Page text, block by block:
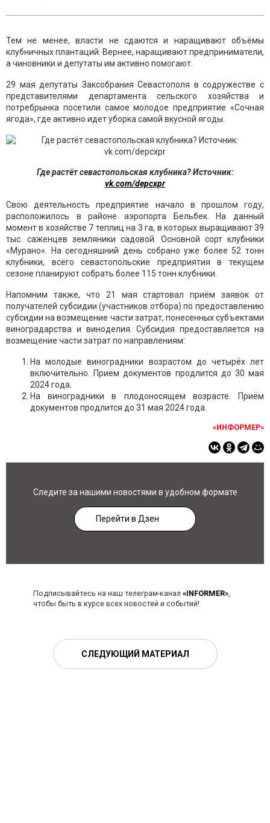
Тем не менее, власти не сдаются и наращивают объёмы
клубничных плантаций. Вернее, наращивают предприниматели,
а чиновники и депутаты им активно помогают.
29 мая депутаты Заксобрания Севастополя в содружестве с
представителями департамента сельского хозяйства и
потребрынка посетили самое молодое предприятие «Сочная
ягода», где активно идет уборка самой вкусной ягоды.
Где растёт севастопольская клубника? Источник:
vk.com/depcxpr
Свою деятельность предприятие начало в прошлом году,
расположилось в районе аэропорта Бельбек. На данный
момент в хозяйстве 7 теплиц на 3 га, в которых выращивают 39
тыс. саженцев земляники садовой. Основной сорт клубники
«Мурано». На сегодняшний день собрано уже более 52 тонн
клубники, всего севастопольские предприятия в текущем
сезоне планируют собрать более 115 тонн клубники.
Напомним также, что 21 мая стартовал приём заявок от
получателей субсидии (участников отбора) по предоставлению
субсидии на возмещение части затрат, понесенных субъектами
виноградарства и виноделия. Субсидия предоставляется на
возмещение части затрат по направлениям:
На молодые виноградники возрастом до четырёх лет
включительно. Прием документов продлится до 30 мая
2024 года.
На виноградники в плодоносящем возрасте. Приём
документов продлится до 31 мая 2024 года.
«ИНФОРМЕР»
Следите за нашими новостями в удобном формате
Перейти в Дзен
Подписывайтесь на наш телеграм-канал «INFORMER»,
чтобы быть в курсе всех новостей и событий!
СЛЕДУЮЩИЙ МАТЕРИАЛ